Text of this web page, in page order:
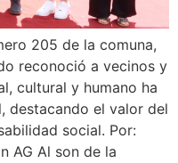
205 de la comuna,
reconoció a vecinos y
cultural y humano ha
destacando el valor del
social. Por:
AG Al son de la